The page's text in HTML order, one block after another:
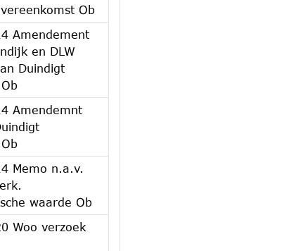
Ob
Amendement
en DLW
Duindigt
Amendemnt
Memo n.a.v.
waarde Ob
Woo verzoek